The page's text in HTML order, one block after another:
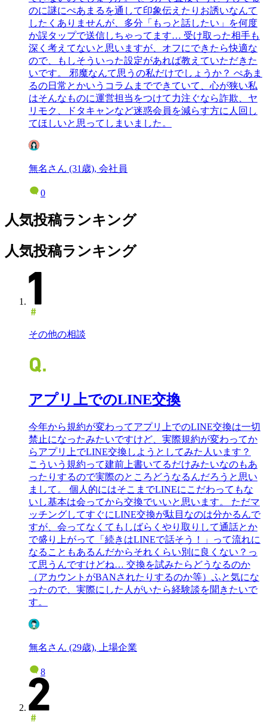
のに謎にぺあまるを通して印象伝えたりお誘いなんて
したくありませんが、多分「もっと話したい」を何度
か誤タップで送信しちゃってます… 受け取った相手も
深く考えてないと思いますが、オフにできたら快適な
ので、もしそういった設定があれば教えていただきた
いです。 邪魔なんて思うの私だけでしょうか？ ぺあま
るの日常とかいうコラムまでできていて、心が狭い私
はそんなものに運営担当をつけて力注ぐなら詐欺、ヤ
リモク、ドタキャンなど迷惑会員を減らす方に人回し
てほしいと思ってしまいました。
無名さん (31歳), 会社員
0
人気投稿ランキング
人気投稿ランキング
その他の相談
アプリ上でのLINE交換
今年から規約が変わってアプリ上でのLINE交換は一切
禁止になったみたいですけど、実際規約が変わってか
らアプリ上でLINE交換しようとしてみた人います？
こういう規約って建前上書いてるだけみたいなのもあ
ったりするので実際のところどうなるんだろうと思い
まして。 個人的にはそこまでLINEにこだわってもな
いし基本は会ってから交換でいいと思います。 ただマ
ッチングしてすぐにLINE交換が駄目なのは分かるんで
すが、会ってなくてもしばらくやり取りして通話とか
で盛り上がって「続きはLINEで話そう！」って流れに
なることもあるんだからそれくらい別に良くない？っ
て思うんですけどね… 交換を試みたらどうなるのか
（アカウントがBANされたりするのか等）ふと気にな
ったので、実際にした人がいたら経験談を聞きたいで
す。
無名さん (29歳), 上場企業
8